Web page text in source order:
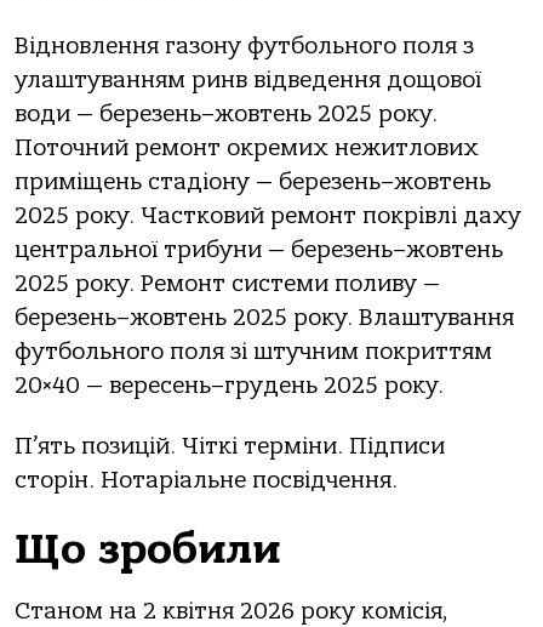
Відновлення газону футбольного поля з
улаштуванням ринв відведення дощової
води — березень–жовтень 2025 року.
Поточний ремонт окремих нежитлових
приміщень стадіону — березень–жовтень
2025 року. Частковий ремонт покрівлі даху
центральної трибуни — березень–жовтень
2025 року. Ремонт системи поливу —
березень–жовтень 2025 року. Влаштування
футбольного поля зі штучним покриттям
20×40 — вересень–грудень 2025 року.
П’ять позицій. Чіткі терміни. Підписи
сторін. Нотаріальне посвідчення.
Що зробили
Станом на 2 квітня 2026 року комісія,